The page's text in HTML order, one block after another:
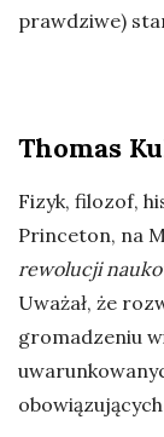
prawdziwe)
Thomas
Fizyk, filozof,
Princeton, na
rewolucji
Uważał, że
gromadzeniu